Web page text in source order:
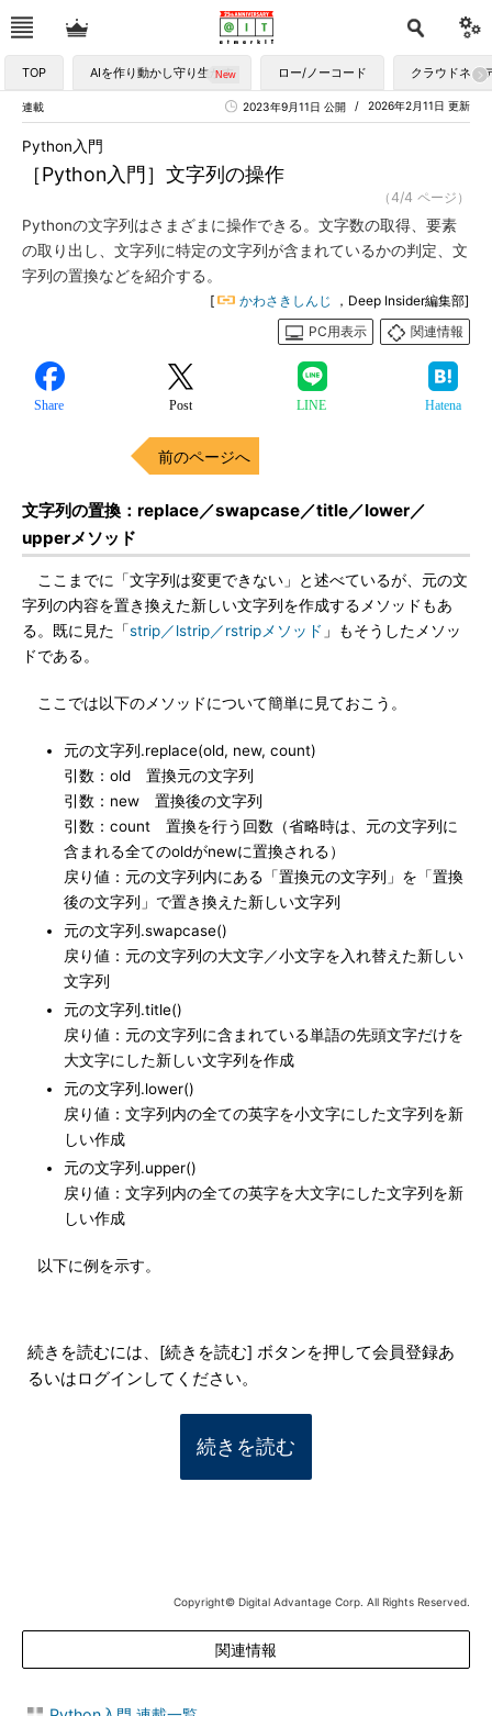
TOP AIを作り動かし守り生かす ロー/ノーコード クラウドネイ
連載 2026年2月11日 更新
2023年9月11日 公開
［Python入門］文字列の操作
Python入門
（4/4 ページ）
Pythonの文字列はさまざまに操作できる。文字数の取得、要素
の取り出し、文字列に特定の文字列が含まれているかの判定、文
字列の置換などを紹介する。
[ かわさきしんじ
，Deep Insider編集部]
PC用表示
関連情報
Share Post LINE Hatena
前のページへ
文字列の置換：replace／swapcase／title／lower／
upperメソッド
ここまでに「文字列は変更できない」と述べているが、元の文
字列の内容を置き換えた新しい文字列を作成するメソッドもあ
る。既に見た「strip／lstrip／rstripメソッド 」もそうしたメソッ
ドである。
ここでは以下のメソッドについて簡単に見ておこう。
元の文字列.replace(old, new, count)
引数：old 置換元の文字列
引数：new 置換後の文字列
引数：count 置換を行う回数（省略時は、元の文字列に
含まれる全てのoldがnewに置換される）
戻り値：元の文字列内にある「置換元の文字列」を「置換
後の文字列」で置き換えた新しい文字列
元の文字列.swapcase()
戻り値：元の文字列の大文字／小文字を入れ替えた新しい
文字列
元の文字列.title()
戻り値：元の文字列に含まれている単語の先頭文字だけを
大文字にした新しい文字列を作成
元の文字列.lower()
戻り値：文字列内の全ての英字を小文字にした文字列を新
しい作成
元の文字列.upper()
戻り値：文字列内の全ての英字を大文字にした文字列を新
しい作成
以下に例を示す。
続きを読むには、[続きを読む] ボタンを押して会員登録あ
るいはログインしてください。
続きを読む
Copyright© Digital Advantage Corp. All Rights Reserved.
関連情報